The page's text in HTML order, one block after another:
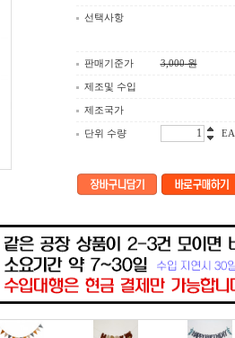
선택사항
판매기준가 3,000원
제조및 수입
제조국가
단위 수량 EA